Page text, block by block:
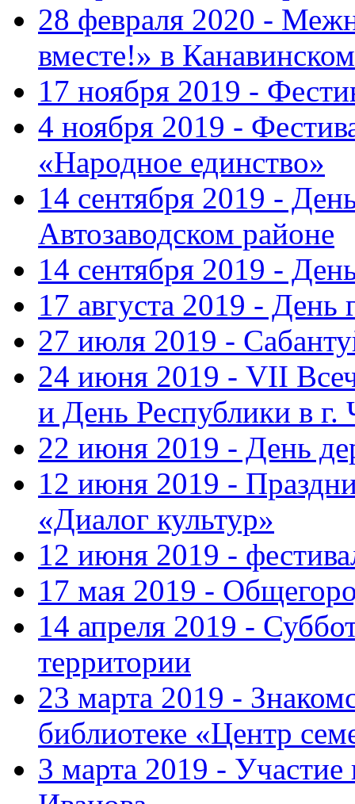
28 февраля 2020 -
вместе!» в
17 ноября 2019 -
4 ноября 2019 -
«Народное единство»
14 сентября 2019 -
Автозаводском районе
14 сентября 2019 -
17 августа 2019 -
27 июля 2019 -
24 июня 2019 - VII
и День Республики в г.
22 июня 2019 - День
12 июня 2019 -
«Диалог культур»
12 июня 2019 -
17 мая 2019 -
14 апреля 2019 -
территории
23 марта 2019 -
библиотеке «Центр
3 марта 2019 -